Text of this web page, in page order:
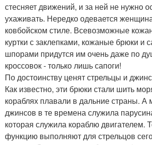
стесняет движений, и за ней не нужно
ухаживать. Нередко одевается
ковбойском стиле. Всевозможные
куртки с заклепками, кожаные брюки и
шпорами придутся им очень даже по
кроссовок - только лишь сапоги!
По достоинству ценят стрельцы и
Как известно, эти брюки стали шить
кораблях плавали в дальние страны. А
джинсов в те времена служила
которая служила кораблю двигателем.
функцию выполняют для стрельцов